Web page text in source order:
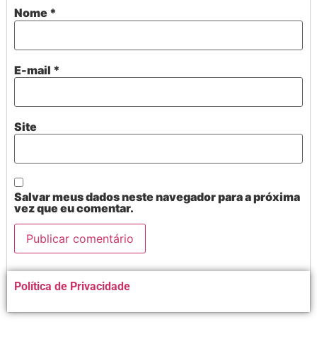
Nome *
E-mail *
Site
Salvar meus dados neste navegador para a próxima
vez que eu comentar.
Alternative:
Política de Privacidade